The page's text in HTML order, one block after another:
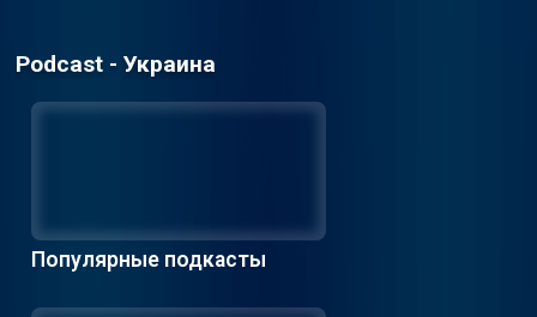
Podcast - Украина
Популярные подкасты